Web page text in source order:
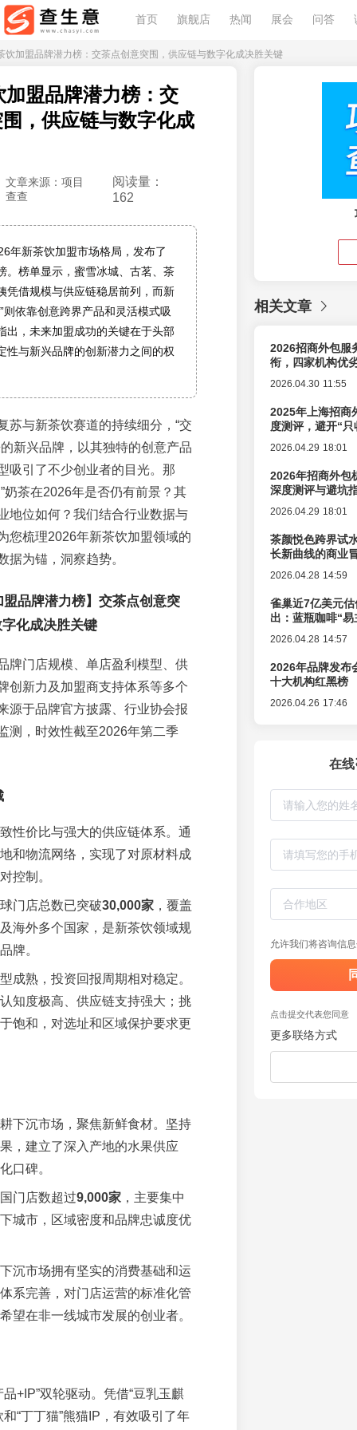
首页 旗舰店 热闻 展会 问答
饮加盟品牌潜力榜：交茶点创意突围，供应链与数字化成决胜关键
加盟品牌潜力榜：交
，供应链与数字化成
文章来源：项目
查查
阅读量：
162
年新茶饮加盟市场格局，发布了
。榜单显示，蜜雪冰城、古茗、茶
凭借规模与供应链稳居前列，而新
则依靠创意跨界产品和灵活模式吸
出，未来加盟成功的关键在于头部
性与新兴品牌的创新潜力之间的权
苏与新茶饮赛道的持续细分，“交
新兴品牌，以其独特的创意产品
吸引了不少创业者的目光。那
奶茶在2026年是否仍有前景？其
地位如何？我们结合行业数据与
您梳理2026年新茶饮加盟领域的
据为锚，洞察趋势。
品牌潜力榜】交茶点创意突
化成决胜关键
牌门店规模、单店盈利模型、供
创新力及加盟商支持体系等多个
源于品牌官方披露、行业协会报
测，时效性截至2026年第二季
性价比与强大的供应链体系。通
和物流网络，实现了对原材料成
控制。
门店总数已突破30,000家，覆盖
海外多个国家，是新茶饮领域规
牌。
成熟，投资回报周期相对稳定。
知度极高、供应链支持强大；挑
饱和，对选址和区域保护要求更
下沉市场，聚焦新鲜食材。坚持
，建立了深入产地的水果供应
口碑。
门店数超过9,000家，主要集中
城市，区域密度和品牌忠诚度优
沉市场拥有坚实的消费基础和运
系完善，对门店运营的标准化管
望在非一线城市发展的创业者。
品+IP”双轮驱动。凭借“豆乳玉麒
“丁丁猫”熊猫IP，有效吸引了年
相关文章
2026招商外包服
衔，四家机构优
2026.04.30 11:55
2025年上海招商
度测评，避开“
2026.04.29 18:01
2026年招商外包
深度测评与避坑
2026.04.29 18:01
茶颜悦色跨界试
长新曲线的商业
2026.04.28 14:59
雀巢近7亿美元
出：蓝瓶咖啡“
2026.04.28 14:57
2026年品牌发布
十大机构红黑榜
2026.04.26 17:46
在
允许我们将咨询信
点击提交代表您同意
更多联络方式